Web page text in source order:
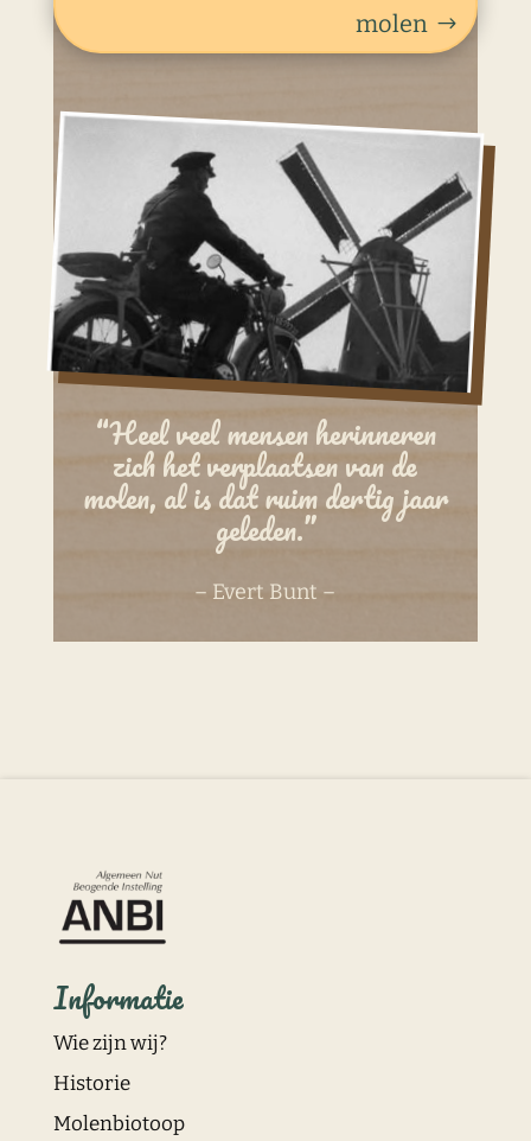
molen
“Heel veel mensen herinneren
zich het verplaatsen van de
molen, al is dat ruim dertig jaar
geleden.”
– Evert Bunt –
Informatie
Wie zijn wij?
Historie
Molenbiotoop